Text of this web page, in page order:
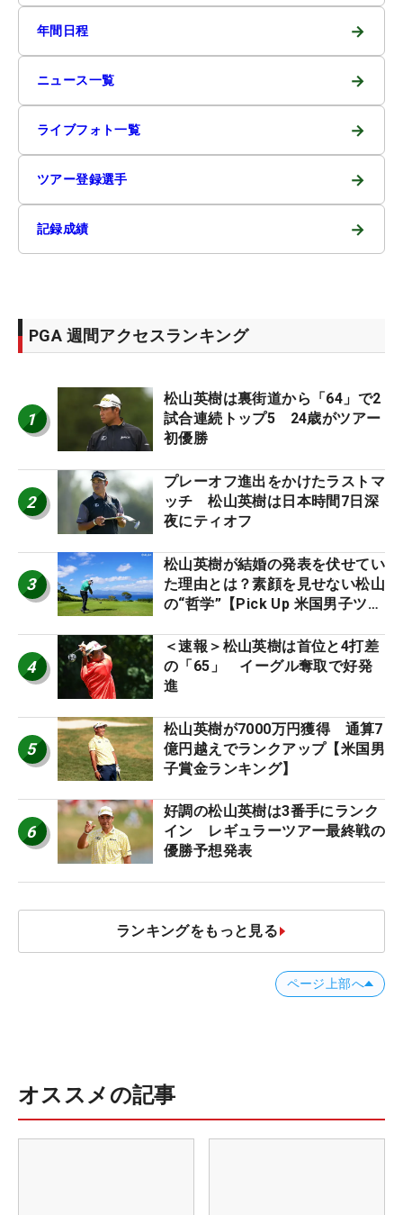
年間日程 →
ニュース一覧 →
ライブフォト一覧 →
ツアー登録選手 →
記録成績 →
PGA 週間アクセスランキング
1
松山英樹は裏街道から「64」で2
試合連続トップ5 24歳がツアー
初優勝
2
プレーオフ進出をかけたラストマ
ッチ 松山英樹は日本時間7日深
夜にティオフ
3
松山英樹が結婚の発表を伏せてい
た理由とは？素顔を見せない松山
の“哲学”【Pick Up 米国男子ツア
4
＜速報＞松山英樹は首位と4打差
の「65」 イーグル奪取で好発
進
5
松山英樹が7000万円獲得 通算7
億円越えでランクアップ【米国男
子賞金ランキング】
6
好調の松山英樹は3番手にランク
イン レギュラーツアー最終戦の
優勝予想発表
ランキングをもっと見る
ページ上部へ
オススメの記事